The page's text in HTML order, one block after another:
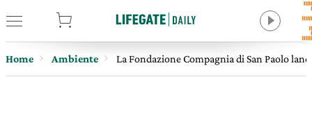
Home Ambiente La Fondazione Compagnia di San Paolo